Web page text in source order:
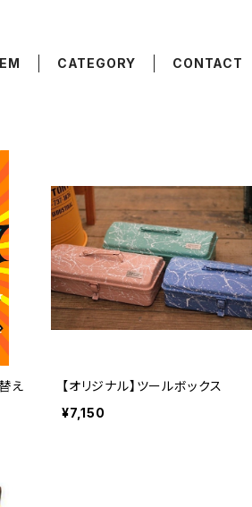
CATEGORY CONTACT
え
【オリジナル】ツールボックス
¥7,150